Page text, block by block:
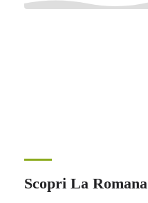
Scopri La Romana